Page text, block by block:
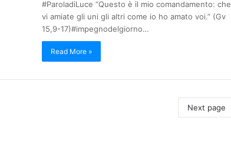
#ParoladiLuce “Questo è il mio comandamento: che
vi amiate gli uni gli altri come io ho amato voi.” (Gv
15,9-17)#impegnodelgiorno…
Read More »
Next page